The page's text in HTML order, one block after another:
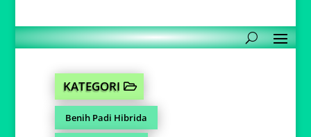
KATEGORI
Benih Padi Hibrida